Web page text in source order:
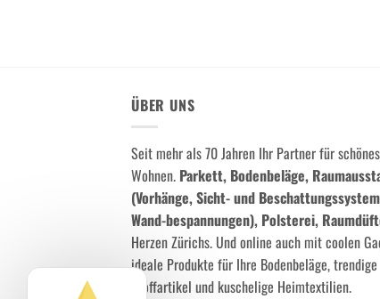
ÜBER UNS
Seit mehr als 70 Jahren Ihr Partner für schönes
Wohnen. Parkett, Bodenbeläge,
(Vorhänge, Sicht- und
Wand-bespannungen), Polsterei,
Herzen Zürichs. Und online auch mit coolen
ideale Produkte für Ihre Bodenbeläge, trendige
Stoffartikel und kuschelige Heimtextilien.